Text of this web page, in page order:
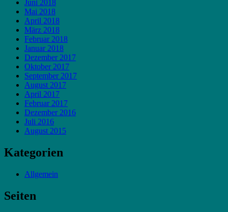
Juni 2018
Mai 2018
April 2018
März 2018
Februar 2018
Januar 2018
Dezember 2017
Oktober 2017
September 2017
August 2017
April 2017
Februar 2017
Dezember 2016
Juli 2016
August 2015
Kategorien
Allgemein
Seiten